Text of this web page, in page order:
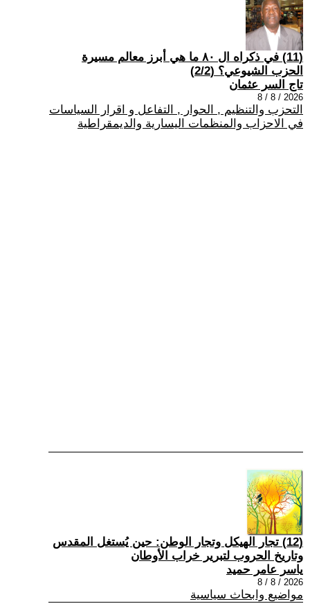
(11) في ذكراه ال ٨٠ ما هي أبرز معالم مسيرة
الحزب الشيوعي؟ (2/2)
تاج السر عثمان
2026 / 8 / 8
التحزب والتنظيم , الحوار , التفاعل و اقرار السياسات
في الاحزاب والمنظمات اليسارية والديمقراطية
(12) تجار الهيكل وتجار الوطن: حين يُستغل المقدس
وتاريخ الحروب لتبرير خراب الأوطان
ياسر عامر حميد
2026 / 8 / 8
مواضيع وابحاث سياسية